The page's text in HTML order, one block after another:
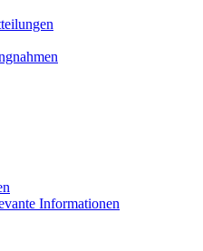
Informationen